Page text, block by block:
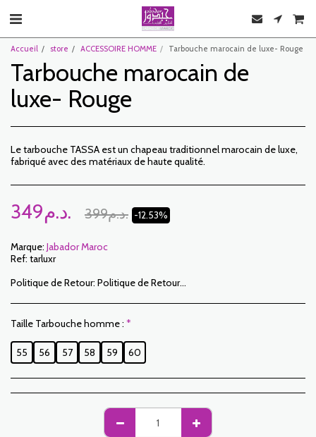
Accueil store ACCESSOIRE HOMME Tarbouche marocain de luxe- Rouge
Tarbouche marocain de
luxe- Rouge
Le tarbouche TASSA est un chapeau traditionnel marocain de luxe,
fabriqué avec des matériaux de haute qualité.
349 د.م. 399 د.م. -12.53%
Marque: Jabador Maroc
Ref: tarluxr
Politique de Retour: Politique de Retour: Le Client dispose d’un délai de 7 jours ouvrables à compter de la date de réception pour retourner des articles commandés soit pour être remboursé soit pour un échange. Seuls les articles retournés dans les délais, dans leur emballage d’origine, non-lavés, non-portés pourront faire l’objet d’un échange. Pour faire un retour, prière de nous notifier aux adresses suivantes : jabadormaroc17@gmail.com/ jabador.maroc@gmail.com Chaque échange ou retour doit être accompagné de votre numéro de téléphone ainsi que de votre souhait d’échange. Les frais de retour sont à la charge du Client. Le Client devra organiser le transport par ses propres moyens . En cas de retour, et après réception de la marchandise par JABADOR MAROC , le client sera remboursé dans un délai de 10 jours. Les cas ou les produits peuvent être échangés : – Erreur de la taille commandée (taille livrée différente de la taille commandée) – Erreur sur la couleur commandée (couleur livrée différente de la taille commandée) Les cas ou les produits peuvent être remboursées : – Erreur de la taille ou de la couleur commandée suivi d’une rupture de stock – Dans les cas précités les produits doivent nous être retournés dans l’état dans lequel vous les avez reçus avec l’ensemble des éléments (accessoires, emballage, notice…). Le remboursement se fera par versement ou virement bancaire. Les produits en solde ou en promotion ne peuvent faire l’objet d’un retour ou échange.
Taille Tarbouche homme : *
55 56 57 58 59 60